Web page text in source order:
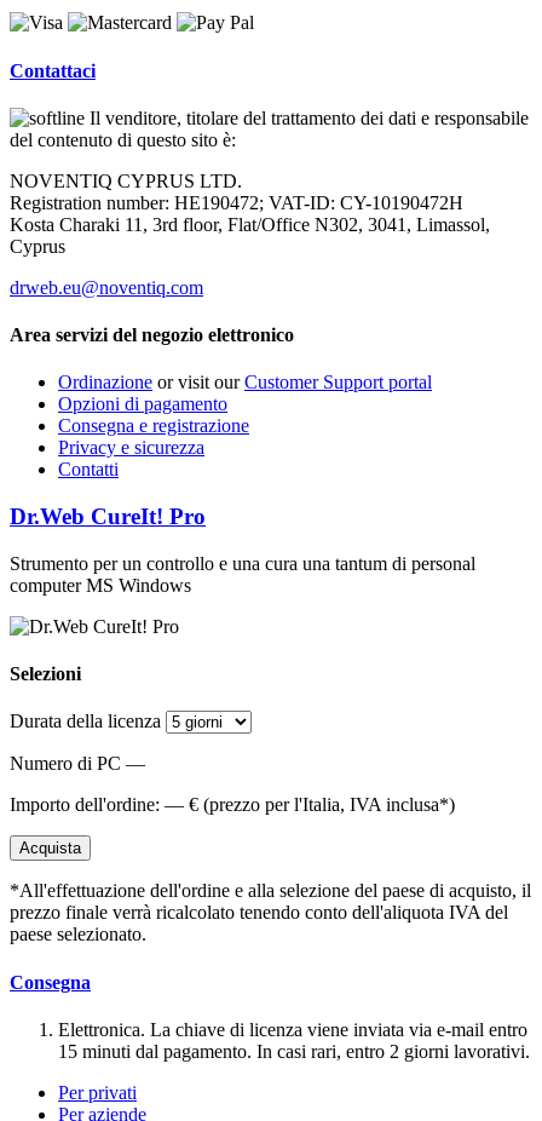
Contattaci
Il venditore, titolare del trattamento dei dati e responsabile
del contenuto di questo sito è:
NOVENTIQ CYPRUS LTD.
Registration number: НЕ190472; VAT-ID: CY-10190472H
Kosta Charaki 11, 3rd floor, Flat/Office N302, 3041, Limassol,
Cyprus
drweb.eu@noventiq.com
Area servizi del negozio elettronico
Ordinazione or visit ourCustomer Support portal
Opzioni di pagamento
Consegna e registrazione
Privacy e sicurezza
Contatti
Dr.Web CureIt! Pro
Strumento per un controllo e una cura una tantum di personal
computer MS Windows
Selezioni
Durata della licenza
Numero di PC —
Importo dell'ordine: — € (prezzo per l'Italia, IVA inclusa*)
Acquista
*All'effettuazione dell'ordine e alla selezione del paese di acquisto, il
prezzo finale verrà ricalcolato tenendo conto dell'aliquota IVA del
paese selezionato.
Consegna
Elettronica. La chiave di licenza viene inviata via e-mail entro
15 minuti dal pagamento. In casi rari, entro 2 giorni lavorativi.
Per privati
Per aziende